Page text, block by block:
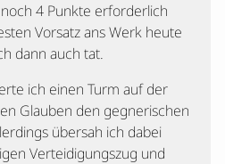
4 Punkte erforderlich
Vorsatz ans Werk heute
dann auch tat.
ich einen Turm auf der
Glauben den gegnerischen
übersah ich dabei
Verteidigungszug und